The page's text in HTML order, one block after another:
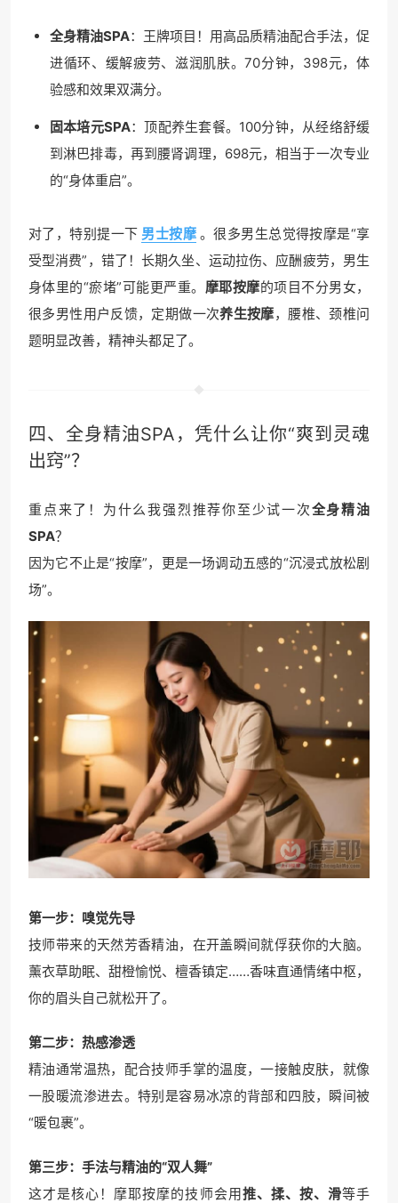
全身精油SPA：王牌项目！用高品质精油配合手法，促
进循环、缓解疲劳、滋润肌肤。70分钟，398元，体
验感和效果双满分。
固本培元SPA：顶配养生套餐。100分钟，从经络舒缓
到淋巴排毒，再到腰肾调理，698元，相当于一次专业
的“身体重启”。
对了，特别提一下 男士按摩 。很多男生总觉得按摩是“享
受型消费”，错了！长期久坐、运动拉伤、应酬疲劳，男生
身体里的“瘀堵”可能更严重。 摩耶按摩的项目不分男女，
很多男性用户反馈，定期做一次养生按摩，腰椎、颈椎问
题明显改善，精神头都足了。
四、全身精油SPA，凭什么让你“爽到灵魂
出窍”？
重点来了！为什么我强烈推荐你至少试一次全身精油
SPA？
因为它不止是“按摩”，更是一场调动五感的“沉浸式放松剧
场”。
第一步：嗅觉先导
技师带来的天然芳香精油，在开盖瞬间就俘获你的大脑。
薰衣草助眠、甜橙愉悦、檀香镇定……香味直通情绪中枢，
你的眉头自己就松开了。
第二步：热感渗透
精油通常温热，配合技师手掌的温度，一接触皮肤，就像
一股暖流渗进去。特别是容易冰凉的背部和四肢，瞬间被
“暖包裹”。
第三步：手法与精油的“双人舞”
这才是核心！摩耶按摩的技师会用推、揉、按、滑等手